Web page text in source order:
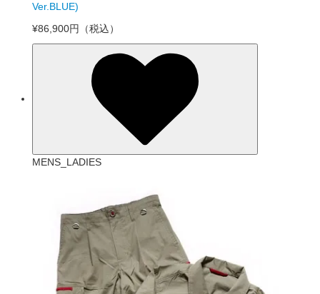
Ver.BLUE)
¥86,900円
（税込）
MENS_LADIES